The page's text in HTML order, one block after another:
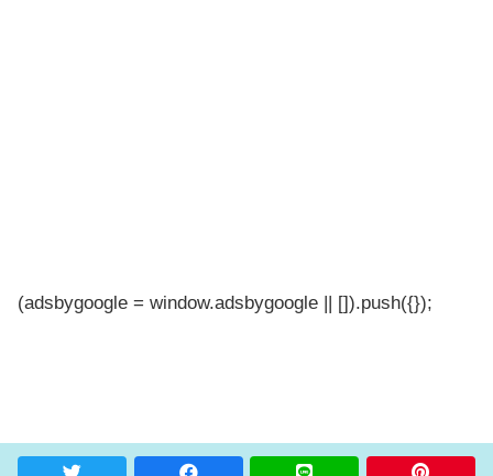
(adsbygoogle = window.adsbygoogle || []).push({});